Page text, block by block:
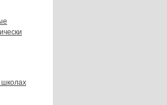
школах